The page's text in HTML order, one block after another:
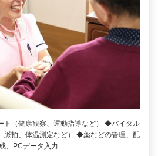
ト（健康観察、運動指導など） ◆バイタル
脈拍、体温測定など） ◆薬などの管理、配
、PCデータ入力 …